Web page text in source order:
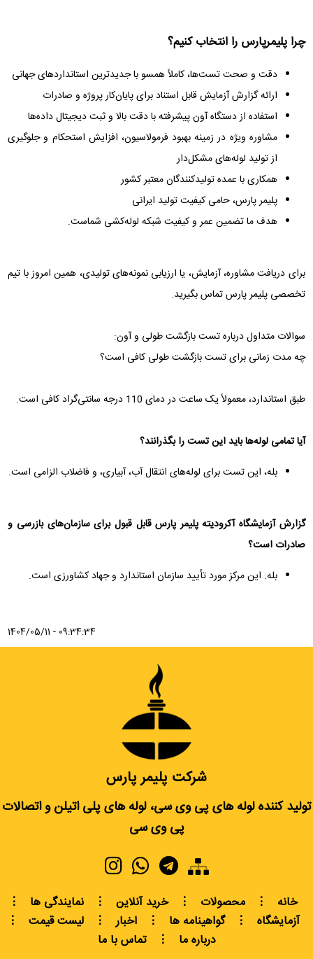
چرا پلیمرپارس را انتخاب کنیم؟
دقت و صحت تست‌ها، کاملاً همسو با جدیدترین استانداردهای جهانی
ارائه گزارش آزمایش قابل استناد برای پایان‌کار پروژه و صادرات
استفاده از دستگاه آون پیشرفته با دقت بالا و ثبت دیجیتال داده‌ها
مشاوره ویژه در زمینه بهبود فرمولاسیون، افزایش استحکام و جلوگیری
از تولید لوله‌های مشکل‌دار
همکاری با عمده تولیدکنندگان معتبر کشور
پلیمر پارس، حامی کیفیت تولید ایرانی
هدف ما تضمین عمر و کیفیت شبکه لوله‌کشی شماست.
برای دریافت مشاوره، آزمایش، یا ارزیابی نمونه‌های تولیدی، همین امروز با تیم
تخصصی پلیمر پارس تماس بگیرید.
سوالات متداول درباره تست بازگشت طولی و آون:
چه مدت زمانی برای تست بازگشت طولی کافی است؟
طبق استاندارد، معمولاً یک ساعت در دمای 110 درجه سانتی‌گراد کافی است.
آیا تمامی لوله‌ها باید این تست را بگذرانند؟
بله، این تست برای لوله‌های انتقال آب، آبیاری، و فاضلاب الزامی است.
گزارش آزمایشگاه آکرودیته پلیمر پارس قابل قبول برای سازمان‌های بازرسی و
صادرات است؟
بله. این مرکز مورد تأیید سازمان استاندارد و جهاد کشاورزی است.
1404/05/11 - 09:34:34
شرکت پلیمر پارس
تولید کننده لوله های پی وی سی، لوله های پلی اتیلن و اتصالات
پی وی سی
خانه ⋮ محصولات ⋮ خرید آنلاین ⋮ نمایندگی ها
⋮
آزمایشگاه
⋮ گواهینامه ها ⋮ اخبار ⋮ لیست قیمت
⋮
درباره ما
⋮ تماس با ما